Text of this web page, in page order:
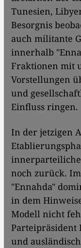
Tunesien,
Besorgnis
auch militante
innerhalb
Fraktionen mit
Vorstellungen
und
Einfluss ringen.
In der jetzigen
noch zurück.
"Ennahda"
in dem
Modell nicht
Parteipräsident
und